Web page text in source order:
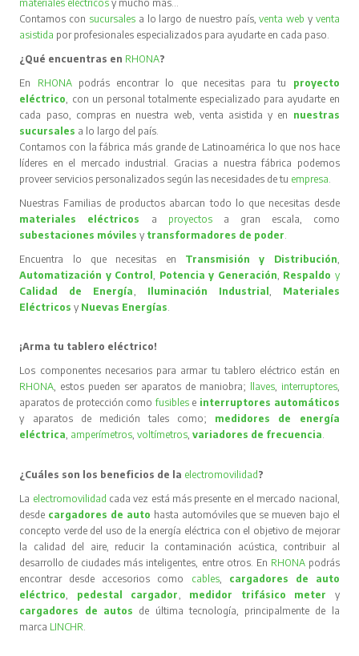
materiales eléctricos y mucho más…
Contamos con sucursales a lo largo de nuestro país,venta web y venta
asistida por profesionales especializados para ayudarte en cada paso.
¿Qué encuentras en RHONA?
En RHONA podrás encontrar lo que necesitas para tu proyecto
eléctrico, con un personal totalmente especializado para ayudarte en
cada paso, compras en nuestra web, venta asistida y en nuestras
sucursales a lo largo del país.
Contamos con la fábrica más grande de Latinoamérica lo que nos hace
líderes en el mercado industrial. Gracias a nuestra fábrica podemos
proveer servicios personalizados según las necesidades de tu empresa.
Nuestras Familias de productos abarcan todo lo que necesitas desde
materiales eléctricos
a proyectos
a gran escala, como
subestaciones móvilesy transformadores de poder.
Encuentra lo que necesitas en Transmisión y Distribución,
Automatización y Control, Potencia y Generación, Respaldo y
Calidad de Energía, Iluminación Industrial , Materiales
Eléctricos y Nuevas Energías.
¡Arma tu tablero eléctrico!
Los componentes necesarios para armar tu tablero eléctrico están en
RHONA, estos pueden ser aparatos de maniobra; llaves, interruptores,
aparatos de protección comofusibles e interruptores automáticos
y aparatos de medición tales como; medidores de energía
eléctrica, amperímetros,voltímetros,variadores de frecuencia.
¿Cuáles son los beneficios de la electromovilidad ?
La electromovilidad cada vez está más presente en el mercado nacional,
desde cargadores de auto hasta automóviles que se mueven bajo el
concepto verde del uso de la energía eléctrica con el objetivo de mejorar
la calidad del aire, reducir la contaminación acústica, contribuir al
desarrollo de ciudades más inteligentes, entre otros. En RHONA podrás
encontrar desde accesorios como cables, cargadores de auto
eléctrico, pedestal cargador, medidor trifásico meter
y
cargadores de autos de última tecnología, principalmente de la
marca LINCHR.